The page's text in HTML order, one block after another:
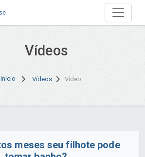
Vídeos
Início Vídeos Vídeo
meses seu filhote pode